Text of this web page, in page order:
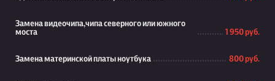
Замена видеочипа,чипа северного или южного
моста
1 950 руб.
Замена материнской платы ноутбука 800 руб.